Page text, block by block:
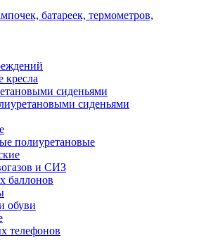
батареек, термометров,
кресла
сиденьями
сиденьями
полиуретановые
и СИЗ
баллонов
обуви
телефонов